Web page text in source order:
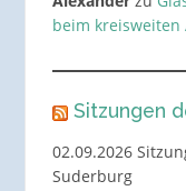
beim kreisweiten
Sitzungen
02.09.2026
Suderburg